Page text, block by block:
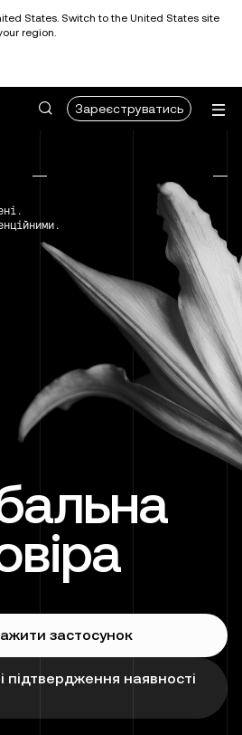
States. Switch to the United States site
region.
Зареєструватись
застосунок
підтвердження наявності